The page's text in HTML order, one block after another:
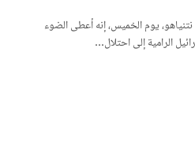
نتنياهو، يوم الخميس، إنه أعطى الضوء
الرامية إلى احتلال…